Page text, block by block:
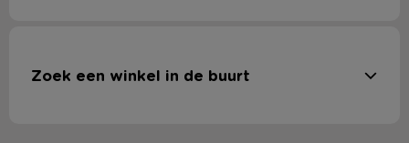
Zoek een winkel in de buurt